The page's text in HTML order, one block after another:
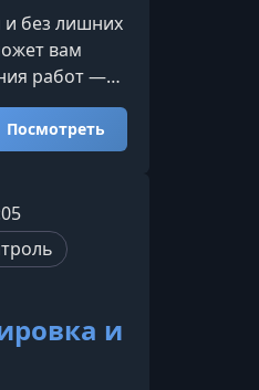
и без лишних
вам
работ —
время,
практике
Посмотреть
и